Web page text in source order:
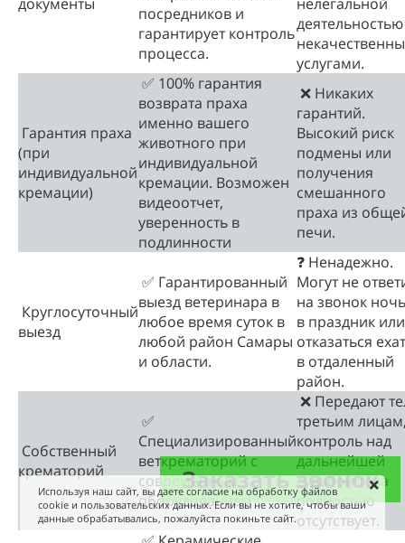
посредников и
гарантирует контроль
процесса.
услугами.
Гарантия праха
(при
индивидуальной
кремации)
✅ 100% гарантия
возврата праха
именно вашего
животного при
индивидуальной
кремации. Возможен
видеоотчет,
уверенность в
подлинности
❌ Никаких
гарантий.
Высокий риск
подмены или
получения
смешанного
праха из
печи.
Круглосуточный
выезд
✅ Гарантированный
выезд ветеринара в
любое время суток в
любой район Самары
и области.
❓ Ненадежно.
Могут не
на звонок
в праздник или
отказаться
в отдаленный
район.
Собственный
крематорий
✅
Специализированный
веткрематорий с
современным
оборудованием
❌ Передают
третьим
контроль над
дальнейшей
судьбой тела
полностью
отсутствует.
Используя наш сайт, вы даете согласие на обработку файлов
cookie и пользовательских данных. Если вы не хотите, чтобы ваши
данные обрабатывались, пожалуйста покиньте сайт.
Заказать звонок